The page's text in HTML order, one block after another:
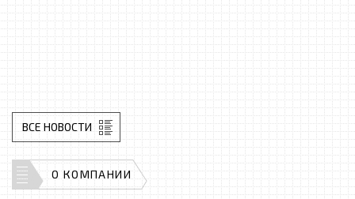
ВСЕ НОВОСТИ
О КОМПАНИИ